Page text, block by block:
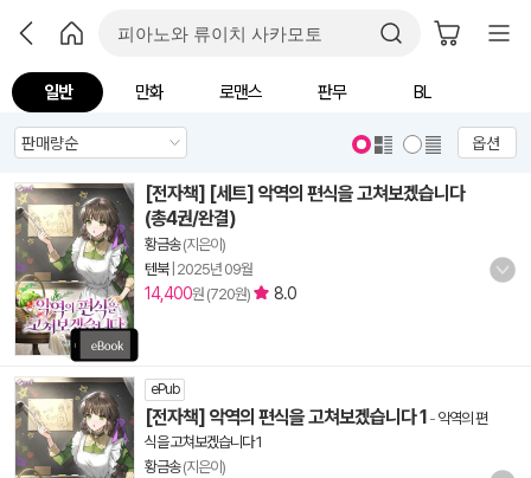
일반 만화 로맨스 판무 BL
옵션
[전자책] [세트] 악역의 편식을 고쳐보겠습니다
(총4권/완결)
황금송(지은이)
텐북| 2025년 09월
14,400원 (720원) 8.0
ePub
[전자책] 악역의 편식을 고쳐보겠습니다 1 - 악역의 편
식을 고쳐보겠습니다 1
황금송(지은이)